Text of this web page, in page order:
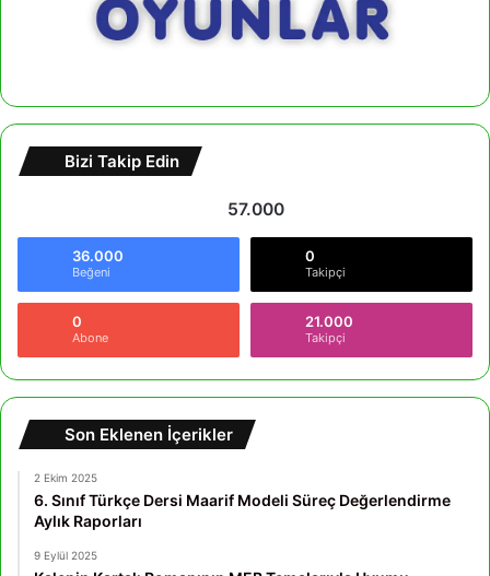
Bizi Takip Edin
57.000
36.000
Beğeni
0
Takipçi
0
Abone
21.000
Takipçi
Son Eklenen İçerikler
2 Ekim 2025
6. Sınıf Türkçe Dersi Maarif Modeli Süreç Değerlendirme
Aylık Raporları
9 Eylül 2025